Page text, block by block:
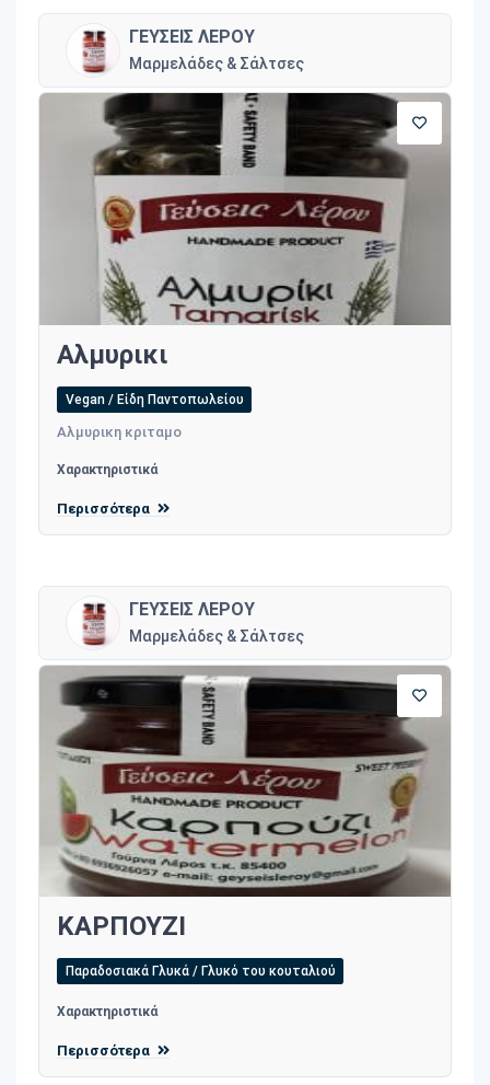
ΓΕΥΣΕΙΣ ΛΕΡΟΥ
Μαρμελάδες & Σάλτσες
Αλμυρικι
Vegan / Είδη Παντοπωλείου
Αλμυρικη κριταμο
Χαρακτηριστικά
Περισσότερα
ΓΕΥΣΕΙΣ ΛΕΡΟΥ
Μαρμελάδες & Σάλτσες
ΚΑΡΠΟΥΖΙ
Παραδοσιακά Γλυκά / Γλυκό του κουταλιού
Χαρακτηριστικά
Περισσότερα